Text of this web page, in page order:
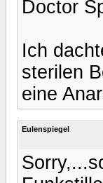
Doctor
Ich
sterilen
eine
Eulenspiegel